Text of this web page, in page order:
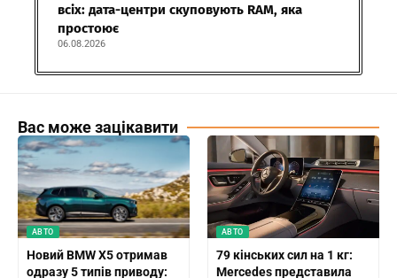
всіх: дата-центри скуповують RAM, яка
простоює
06.08.2026
Вас може зацікавити
АВТО
Новий BMW X5 отримав
одразу 5 типів приводу:
АВТО
79 кінських сил на 1 кг:
Mercedes представила